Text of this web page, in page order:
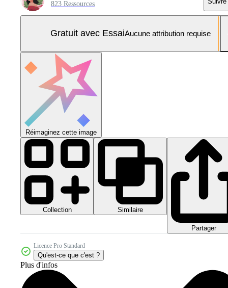
823 Ressources
Gratuit avec EssaiAucune attribution requise
Réimaginez cette image
Collection Similaire
Partager
Licence Pro Standard
Qu'est-ce que c'est ?
Plus d'infos